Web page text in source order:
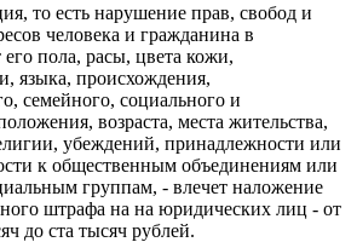
то есть нарушение прав, свобод и
человека и гражданина в
его пола, расы, цвета кожи,
языка, происхождения,
семейного, социального и
возраста, места жительства,
убеждений, принадлежности или
к общественным объединениям или
группам, - влечет наложение
штрафа на на юридических лиц - от
до ста тысяч рублей.